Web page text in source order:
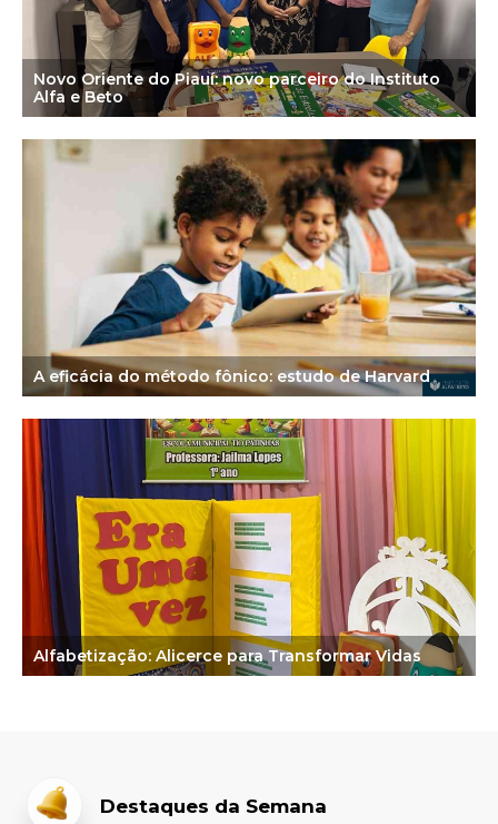
Novo Oriente do Piauí: novo parceiro do Instituto
Alfa e Beto
A eficácia do método fônico: estudo de Harvard
Alfabetização: Alicerce para Transformar Vidas
Destaques da Semana